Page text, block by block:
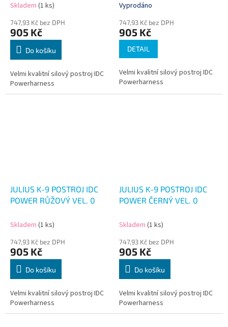
Skladem (1 ks)
747,93 Kč bez DPH
905 Kč
Do košíku
Velmi kvalitní silový postroj IDC
Powerharness
Vyprodáno
747,93 Kč bez DPH
905 Kč
DETAIL
Velmi kvalitní silový postroj IDC
Powerharness
JULIUS K-9 POSTROJ IDC
POWER RŮŽOVÝ VEL. 0
Skladem (1 ks)
747,93 Kč bez DPH
905 Kč
Do košíku
Velmi kvalitní silový postroj IDC
Powerharness
JULIUS K-9 POSTROJ IDC
POWER ČERNÝ VEL. 0
Skladem (1 ks)
747,93 Kč bez DPH
905 Kč
Do košíku
Velmi kvalitní silový postroj IDC
Powerharness